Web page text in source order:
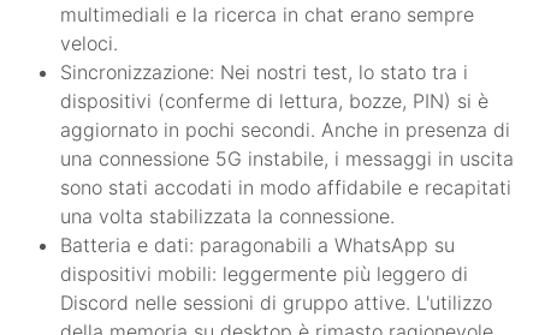
multimediali e la ricerca in chat erano sempre
veloci.
Sincronizzazione: Nei nostri test, lo stato tra i
dispositivi (conferme di lettura, bozze, PIN) si è
aggiornato in pochi secondi. Anche in presenza di
una connessione 5G instabile, i messaggi in uscita
sono stati accodati in modo affidabile e recapitati
una volta stabilizzata la connessione.
Batteria e dati: paragonabili a WhatsApp su
dispositivi mobili: leggermente più leggero di
Discord nelle sessioni di gruppo attive. L'utilizzo